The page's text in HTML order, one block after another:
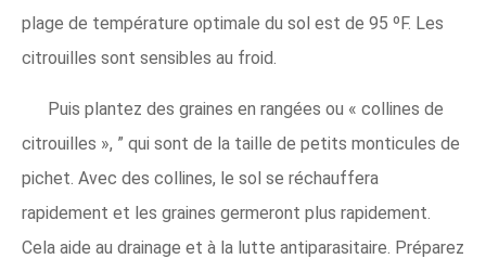
plage de température optimale du sol est de 95 ºF. Les
citrouilles sont sensibles au froid.
Puis plantez des graines en rangées ou « collines de
citrouilles », ” qui sont de la taille de petits monticules de
pichet. Avec des collines, le sol se réchauffera
rapidement et les graines germeront plus rapidement.
Cela aide au drainage et à la lutte antiparasitaire. Préparez